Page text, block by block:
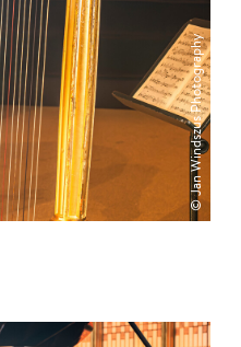
© Jan Windszus Photography